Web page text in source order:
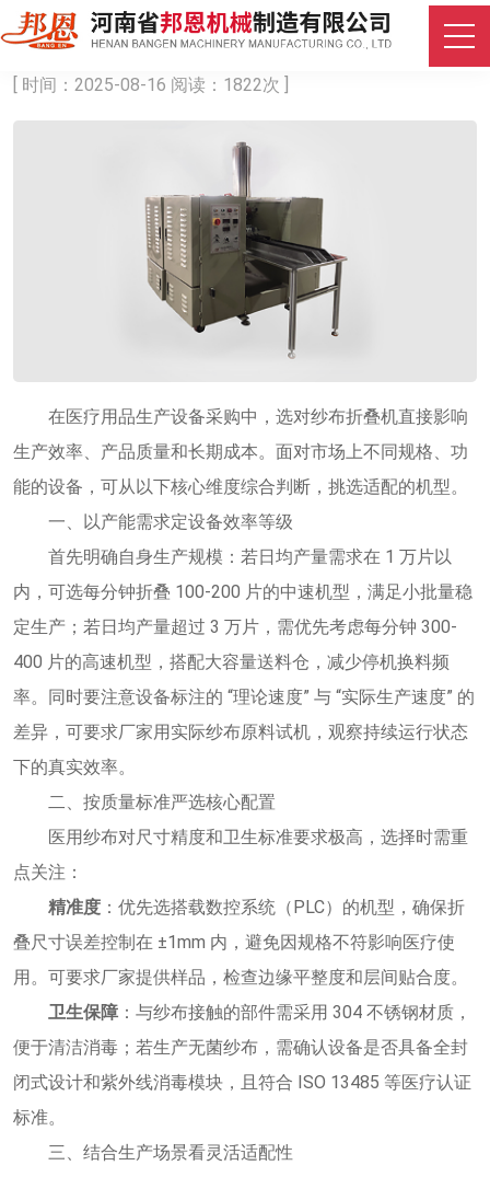
纱布折叠机如何选择？
[ 时间：2025-08-16 阅读：1822次 ]
在医疗用品生产设备采购中，选对纱布折叠机直接影响
生产效率、产品质量和长期成本。面对市场上不同规格、功
能的设备，可从以下核心维度综合判断，挑选适配的机型。
一、以产能需求定设备效率等级
首先明确自身生产规模：若日均产量需求在 1 万片以
内，可选每分钟折叠 100-200 片的中速机型，满足小批量稳
定生产；若日均产量超过 3 万片，需优先考虑每分钟 300-
400 片的高速机型，搭配大容量送料仓，减少停机换料频
率。同时要注意设备标注的 “理论速度” 与 “实际生产速度” 的
差异，可要求厂家用实际纱布原料试机，观察持续运行状态
下的真实效率。
二、按质量标准严选核心配置
医用纱布对尺寸精度和卫生标准要求极高，选择时需重
点关注：
精准度 ：优先选搭载数控系统（PLC）的机型，确保折
叠尺寸误差控制在 ±1mm 内，避免因规格不符影响医疗使
用。可要求厂家提供样品，检查边缘平整度和层间贴合度。
卫生保障 ：与纱布接触的部件需采用 304 不锈钢材质，
便于清洁消毒；若生产无菌纱布，需确认设备是否具备全封
闭式设计和紫外线消毒模块，且符合 ISO 13485 等医疗认证
标准。
三、结合生产场景看灵活适配性